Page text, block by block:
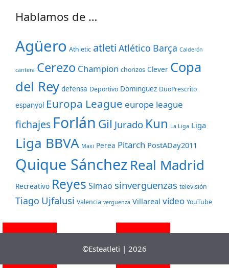
Hablamos de …
Agüero Athletic atleti Atlético Barça Calderón
cantera Cerezo Champion chorizos Clever Copa
del Rey defensa Deportivo Dominguez DuoPrescrito
espanyol Europa League europe league
fichajes Forlán Gil Jurado Kun La Liga Liga
Liga BBVA Maxi Perea Pitarch PostADay2011
Quique SánchezReal Madrid
Recreativo Reyes Simao sinverguenzas televisión
Tiago Ujfalusi Valencia verguenza Villareal vídeo YouTube
©Esteatleti | 2026